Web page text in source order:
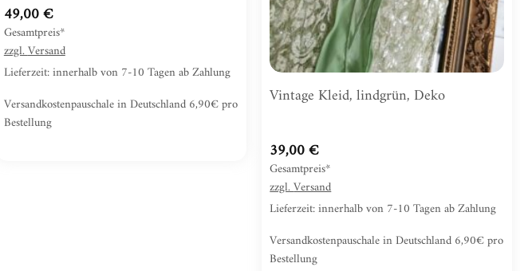
49,00€
Gesamtpreis*
zzgl.Versand
Lieferzeit: innerhalb von 7-10 Tagen ab Zahlung
Versandkostenpauschale in Deutschland 6,90€ pro
Bestellung
Vintage Kleid, lindgrün, Deko
39,00€
Gesamtpreis*
zzgl.Versand
Lieferzeit: innerhalb von 7-10 Tagen ab Zahlung
Versandkostenpauschale in Deutschland 6,90€ pro
Bestellung